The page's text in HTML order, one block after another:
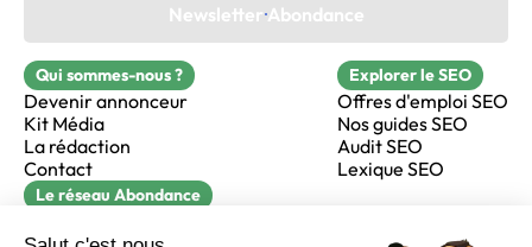
Newsletter Abondance
Qui sommes-nous ?
Devenir annonceur
Kit Média
La rédaction
Contact
Explorer le SEO
Offres d'emploi SEO
Nos guides SEO
Audit SEO
Lexique SEO
Le réseau Abondance